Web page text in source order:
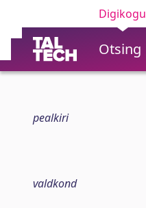
Digikogu
Otsing
pealkiri
valdkond